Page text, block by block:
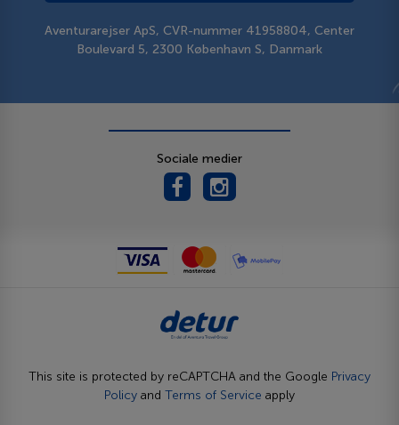
Aventurarejser ApS, CVR-nummer 41958804, Center
Boulevard 5, 2300 København S, Danmark
Sociale medier
This site is protected by reCAPTCHA and the Google Privacy
Policy and Terms of Service apply